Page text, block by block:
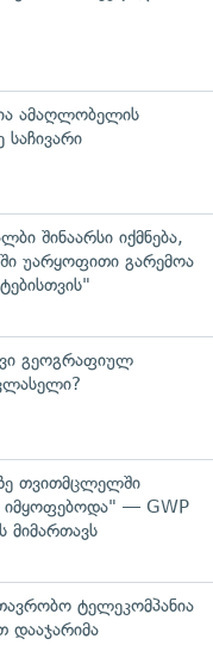
ამაღლობელის
საჩივარი
შინაარსი იქმნება,
უარყოფითი გარემოა
გეოგრაფიულ
თვითმცლელში
იმყოფებოდა" — GWP
მიმართავს
ტელეკომპანია